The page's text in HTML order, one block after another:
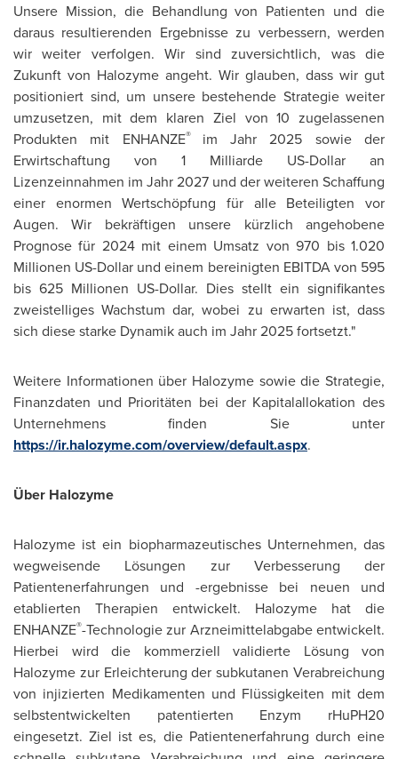
Unsere Mission, die Behandlung von Patienten und die
daraus resultierenden Ergebnisse zu verbessern, werden
wir weiter verfolgen. Wir sind zuversichtlich, was die
Zukunft von Halozyme angeht. Wir glauben, dass wir gut
positioniert sind, um unsere bestehende Strategie weiter
umzusetzen, mit dem klaren Ziel von 10 zugelassenen
Produkten mit ENHANZE® im Jahr 2025 sowie der
Erwirtschaftung von 1 Milliarde US-Dollar an
Lizenzeinnahmen im Jahr 2027 und der weiteren Schaffung
einer enormen Wertschöpfung für alle Beteiligten vor
Augen. Wir bekräftigen unsere kürzlich angehobene
Prognose für 2024 mit einem Umsatz von 970 bis 1.020
Millionen US-Dollar und einem bereinigten EBITDA von 595
bis 625 Millionen US-Dollar. Dies stellt ein signifikantes
zweistelliges Wachstum dar, wobei zu erwarten ist, dass
sich diese starke Dynamik auch im Jahr 2025 fortsetzt."
Weitere Informationen über Halozyme sowie die Strategie,
Finanzdaten und Prioritäten bei der Kapitalallokation des
Unternehmens finden Sie unter
https://ir.halozyme.com/overview/default.aspx.
Über Halozyme
Halozyme ist ein biopharmazeutisches Unternehmen, das
wegweisende Lösungen zur Verbesserung der
Patientenerfahrungen und -ergebnisse bei neuen und
etablierten Therapien entwickelt. Halozyme hat die
ENHANZE®-Technologie zur Arzneimittelabgabe entwickelt.
Hierbei wird die kommerziell validierte Lösung von
Halozyme zur Erleichterung der subkutanen Verabreichung
von injizierten Medikamenten und Flüssigkeiten mit dem
selbstentwickelten patentierten Enzym rHuPH20
eingesetzt. Ziel ist es, die Patientenerfahrung durch eine